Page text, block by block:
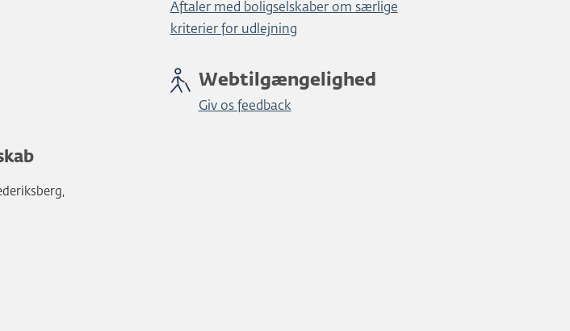
Aftaler med boligselskaber om særlige
kriterier for udlejning
Webtilgængelighed
Giv os feedback